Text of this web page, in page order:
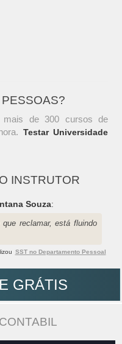
mais de 300 cursos de
Testar Universidade
INSTRUTOR
Souza:
reclamar, está fluindo
SST no Departamento Pessoal
GRÁTIS